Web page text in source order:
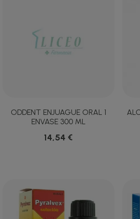
ODDENT ENJUAGUE ORAL 1
ENVASE 300 ML
14,54 €